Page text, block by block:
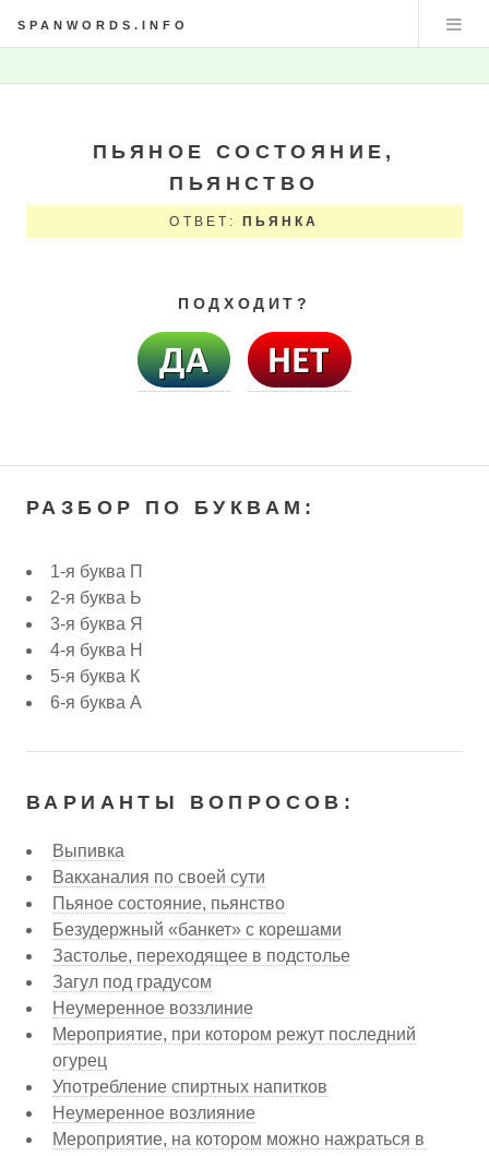
SPANWORDS.INFO
ПЬЯНОЕ СОСТОЯНИЕ,
ПЬЯНСТВО
ОТВЕТ: ПЬЯНКА
ПОДХОДИТ?
РАЗБОР ПО БУКВАМ:
1-я буква П
2-я буква Ь
3-я буква Я
4-я буква Н
5-я буква К
6-я буква А
ВАРИАНТЫ ВОПРОСОВ:
Выпивка
Вакханалия по своей сути
Пьяное состояние, пьянство
Безудержный «банкет» с корешами
Застолье, переходящее в подстолье
Загул под градусом
Неумеренное воззлиние
Мероприятие, при котором режут последний
огурец
Употребление спиртных напитков
Неумеренное возлияние
Мероприятие, на котором можно нажраться в